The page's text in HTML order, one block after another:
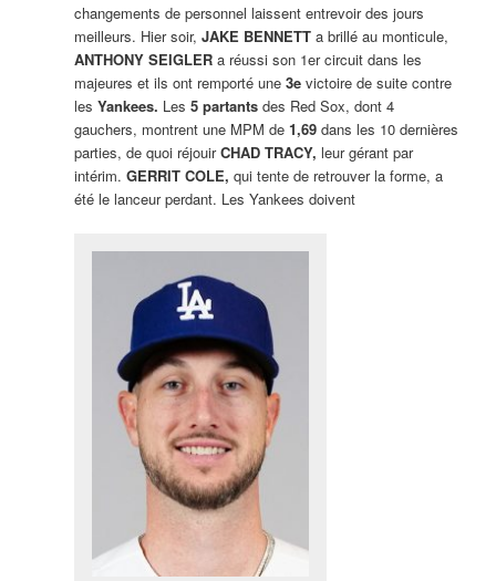
changements de personnel laissent entrevoir des jours
meilleurs. Hier soir, JAKE BENNETTa brillé au monticule,
ANTHONY SEIGLERa réussi son 1er circuit dans les
majeures et ils ont remporté une 3evictoire de suite contre
les Yankees. Les 5 partantsdes Red Sox, dont 4
gauchers, montrent une MPM de 1,69dans les 10 dernières
parties, de quoi réjouirCHAD TRACY, leur gérant par
intérim. GERRIT COLE, qui tente de retrouver la forme, a
été le lanceur perdant. Les Yankees doivent